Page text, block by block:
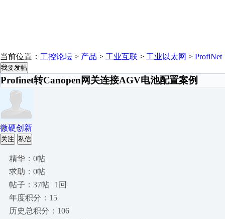
当前位置： 工控论坛 > 产品 > 工业互联 > 工业以太网 > ProfiNet
我要发帖
Profinet转Canopen网关连接AGV电池配置案例
微硬创新
关注 私信
精华：0帖
求助：0帖
帖子：37帖 | 1回
年度积分：15
历史总积分：106